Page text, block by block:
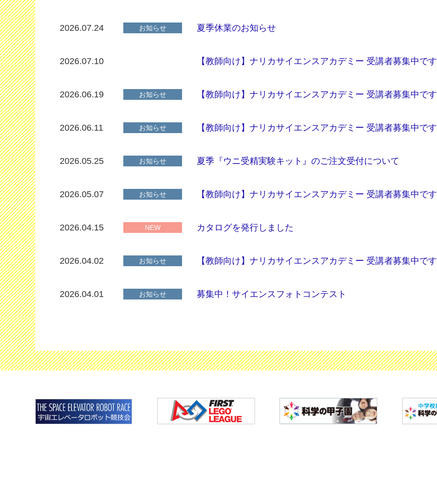
2026.07.24 お知らせ 夏季休業のお知らせ
2026.07.10 【教師向け】ナリカサイエンスアカデミー 受講者募集中です
2026.06.19 お知らせ 【教師向け】ナリカサイエンスアカデミー 受講者募集中です
2026.06.11 お知らせ 【教師向け】ナリカサイエンスアカデミー 受講者募集中です
2026.05.25 お知らせ 夏季『ウニ受精実験キット』のご注文受付について
2026.05.07 お知らせ 【教師向け】ナリカサイエンスアカデミー 受講者募集中です
2026.04.15 NEW カタログを発行しました
2026.04.02 お知らせ 【教師向け】ナリカサイエンスアカデミー 受講者募集中です
2026.04.01 お知らせ 募集中！サイエンスフォトコンテスト